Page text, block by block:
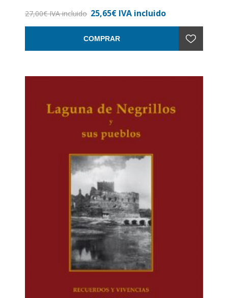
27,00€ IVA incluido 25,65€ IVA incluido
COMPRAR